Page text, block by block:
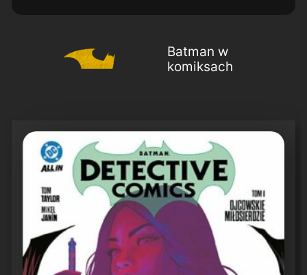
Batman w
komiksach